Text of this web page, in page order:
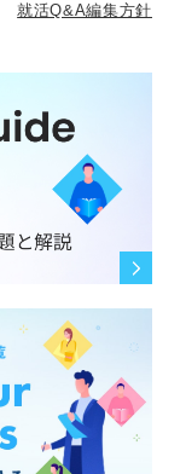
就活Q&A編集方針